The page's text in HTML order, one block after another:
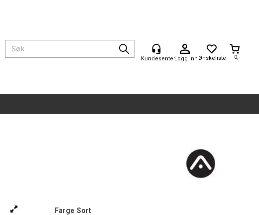
Logg inn 0,-
Farge Sort